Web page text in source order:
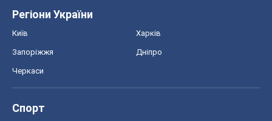
Регіони України
Київ Харків
Запоріжжя Дніпро
Черкаси
Спорт